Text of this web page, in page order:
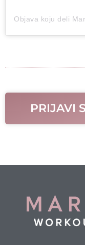
PRIJAVI